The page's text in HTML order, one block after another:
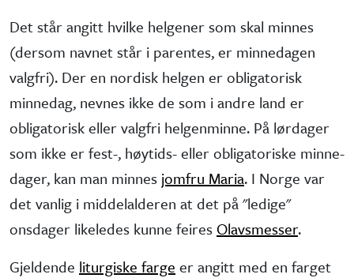
Det står angitt hvilke helgener som skal minnes
(dersom navnet står i parentes, er minne­dagen
valgfri). Der en nordisk helgen er obliga­torisk
minne­dag, nevnes ikke de som i andre land er
obliga­torisk eller valgfri helgen­minne. På lørdager
som ikke er fest-, høytids- eller obliga­toriske minne­
dager, kan man minnes jomfru Maria. I Norge var
det vanlig i middel­alderen at det på "ledige"
onsdager like­ledes kunne feires Olavsmesser.
Gjeldende liturgiske farge er angitt med en farget